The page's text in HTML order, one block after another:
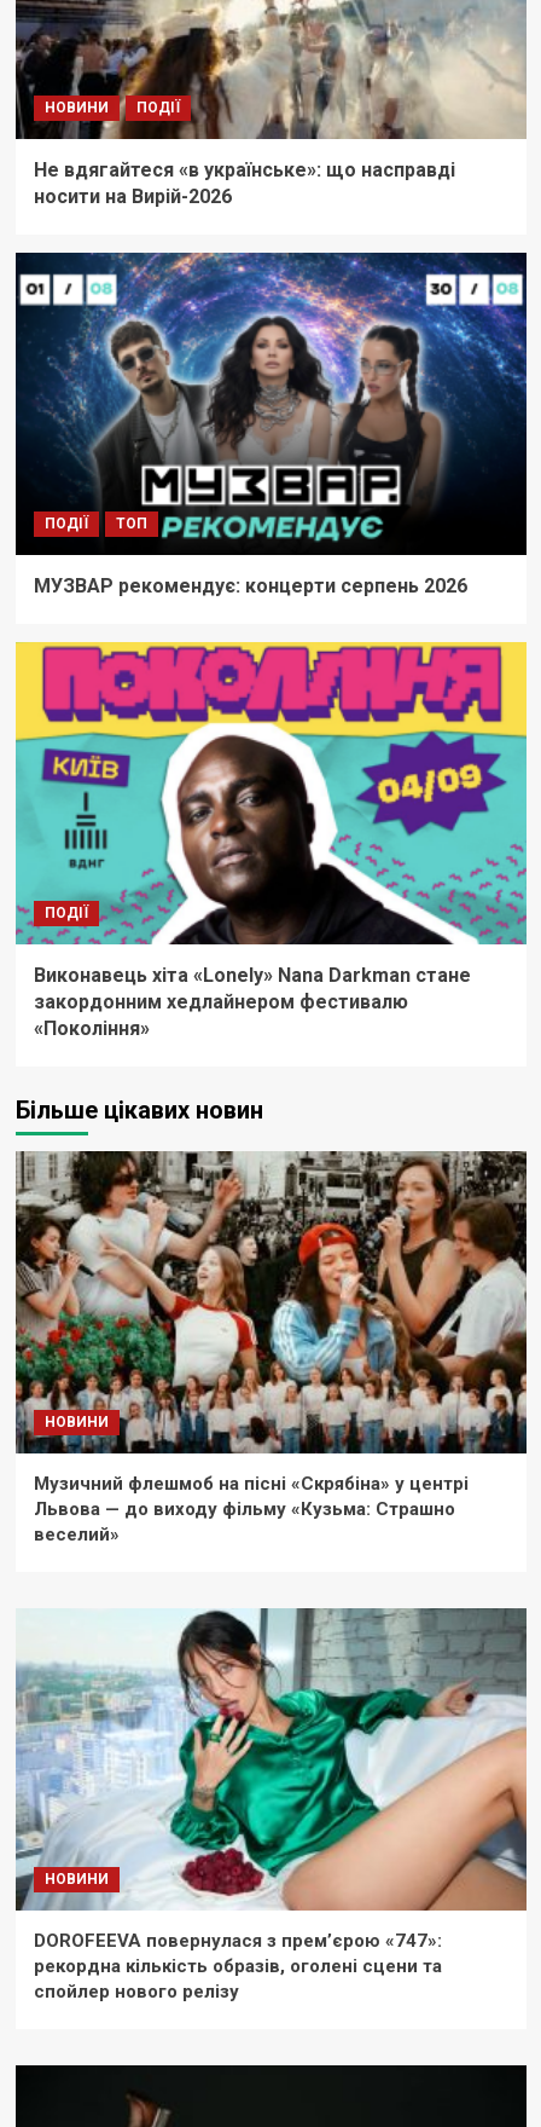
НОВИНИ ПОДІЇ
Не вдягайтеся «в українське»: що насправді
носити на Вирій-2026
ПОДІЇ ТОП
МУЗВАР рекомендує: концерти серпень 2026
ПОДІЇ
Виконавець хіта «Lonely» Nana Darkman стане
закордонним хедлайнером фестивалю
«Покоління»
Більше цікавих новин
НОВИНИ
Музичний флешмоб на пісні «Скрябіна» у центрі
Львова — до виходу фільму «Кузьма: Страшно
веселий»
НОВИНИ
DOROFEEVA повернулася з прем’єрою «747»:
рекордна кількість образів, оголені сцени та
спойлер нового релізу